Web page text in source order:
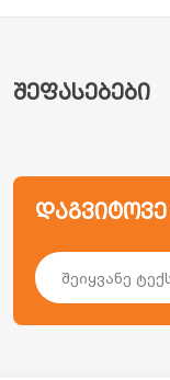
შეფასებები